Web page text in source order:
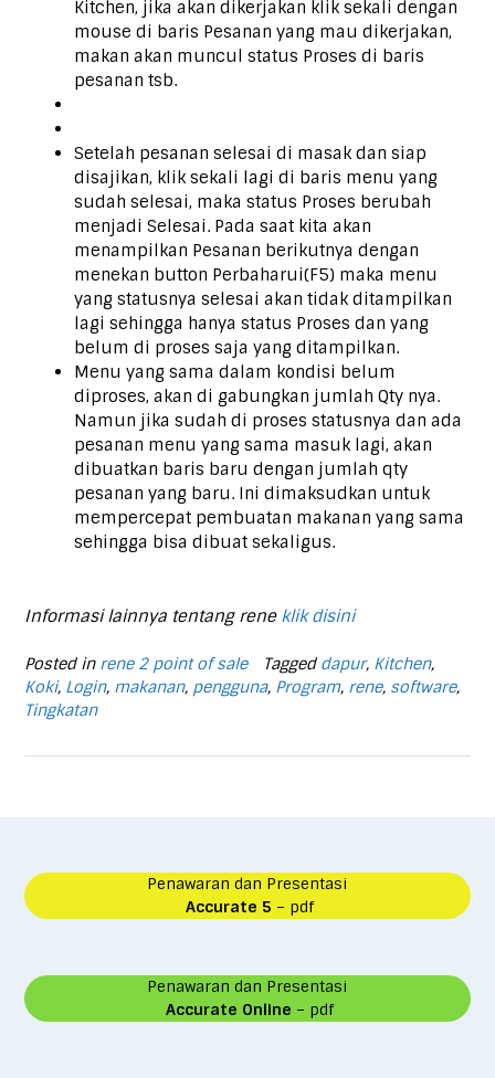
Kitchen, jika akan dikerjakan klik sekali dengan
mouse di baris Pesanan yang mau dikerjakan,
makan akan muncul status Proses di baris
pesanan tsb.
Setelah pesanan selesai di masak dan siap
disajikan, klik sekali lagi di baris menu yang
sudah selesai, maka status Proses berubah
menjadi Selesai. Pada saat kita akan
menampilkan Pesanan berikutnya dengan
menekan button Perbaharui(F5) maka menu
yang statusnya selesai akan tidak ditampilkan
lagi sehingga hanya status Proses dan yang
belum di proses saja yang ditampilkan.
Menu yang sama dalam kondisi belum
diproses, akan di gabungkan jumlah Qty nya.
Namun jika sudah di proses statusnya dan ada
pesanan menu yang sama masuk lagi, akan
dibuatkan baris baru dengan jumlah qty
pesanan yang baru. Ini dimaksudkan untuk
mempercepat pembuatan makanan yang sama
sehingga bisa dibuat sekaligus.
Informasi lainnya tentang rene klik disini
Posted in rene 2 point of sale Tagged dapur, Kitchen,
Koki, Login, makanan, pengguna, Program, rene, software,
Tingkatan
Penawaran dan Presentasi
Accurate 5 – pdf
Penawaran dan Presentasi
Accurate Online – pdf